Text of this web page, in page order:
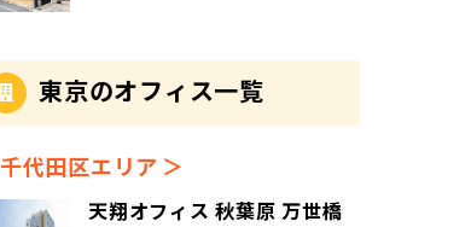
東京のオフィス一覧
千代田区エリア
天翔オフィス 秋葉原 万世橋